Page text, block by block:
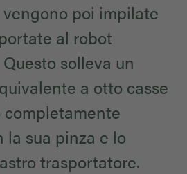
vengono poi impilate
al robot
solleva un
a otto casse
la sua pinza e lo
trasportatore.